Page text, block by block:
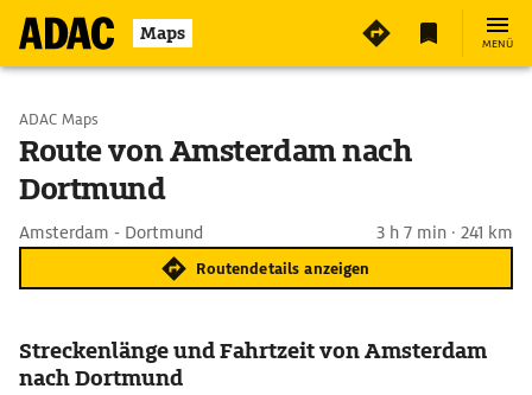
Maps MENÜ
Start wählen
Ziel eingeben
ADAC Maps
Route von Amsterdam nach
Dortmund
Amsterdam - Dortmund 3 h 7 min · 241 km
Routendetails anzeigen
Streckenlänge und Fahrtzeit von Amsterdam
nach Dortmund